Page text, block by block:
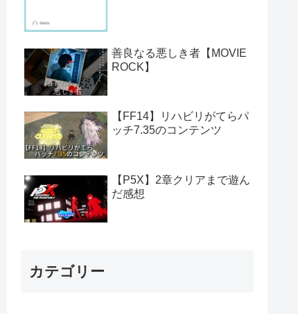
善良なる悪しき者【MOVIE
ROCK】
【FF14】リハビリがてらパ
ッチ7.35のコンテンツ
【P5X】2章クリアまで遊ん
だ感想
カテゴリー